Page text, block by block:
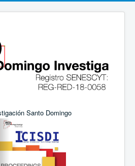
Santo Domingo